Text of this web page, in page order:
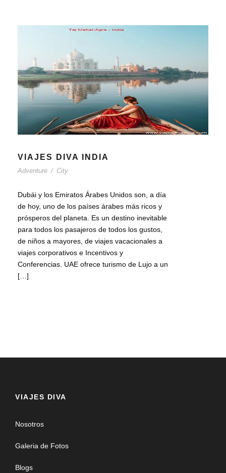
VIAJES DIVA INDIA
Adventure / City
Dubái y los Emiratos Árabes Unidos son, a día
de hoy, uno de los países árabes más ricos y
prósperos del planeta. Es un destino inevitable
para todos los pasajeros de todos los gustos,
de niños a mayores, de viajes vacacionales a
viajes corporativos e Incentivos y
Conferencias. UAE ofrece turismo de Lujo a un
[…]
VIAJES DIVA
Nosotros
Galeria de Fotos
Blogs